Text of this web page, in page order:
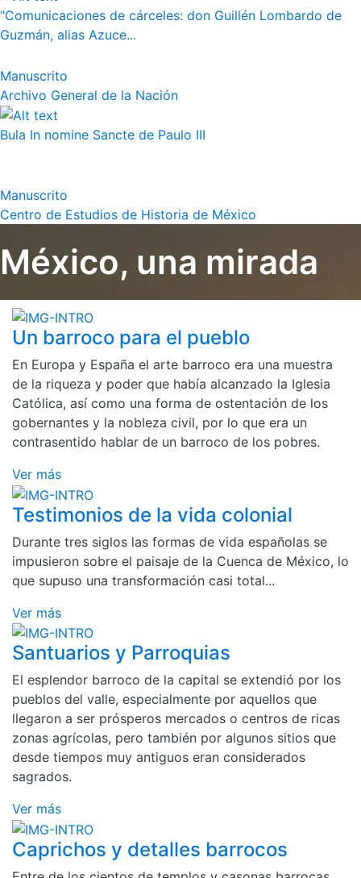
"Comunicaciones de cárceles: don Guillén Lombardo de
Guzmán, alias Azuce...
Manuscrito
Archivo General de la Nación
Bula In nomine Sancte de Paulo III
Manuscrito
Centro de Estudios de Historia de México
México, una mirada
Un barroco para el pueblo
En Europa y España el arte barroco era una muestra
de la riqueza y poder que había alcanzado la Iglesia
Católica, así como una forma de ostentación de los
gobernantes y la nobleza civil, por lo que era un
contrasentido hablar de un barroco de los pobres.
Ver más
Testimonios de la vida colonial
Durante tres siglos las formas de vida españolas se
impusieron sobre el paisaje de la Cuenca de México, lo
que supuso una transformación casi total...
Ver más
Santuarios y Parroquias
El esplendor barroco de la capital se extendió por los
pueblos del valle, especialmente por aquellos que
llegaron a ser prósperos mercados o centros de ricas
zonas agrícolas, pero también por algunos sitios que
desde tiempos muy antiguos eran considerados
sagrados.
Ver más
Caprichos y detalles barrocos